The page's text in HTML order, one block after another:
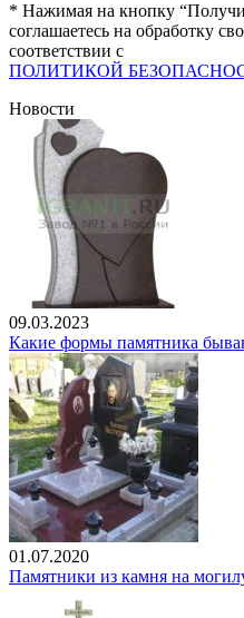
* Нажимая на кнопку
соглашаетесь на обработку
соответствии с
ПОЛИТИКОЙ
Новости
09.03.2023
Какие формы памятника
01.07.2020
Памятники из камня на